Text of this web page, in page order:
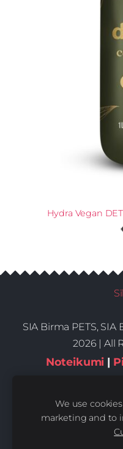
Hydra Vegan
SIA Birma PETS, SIA
2026 | All
Noteikumi |
We use
marketing and to